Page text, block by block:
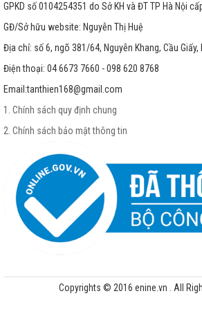
GPKD số 0104254351 do Sở KH và ĐT TP Hà Nội
GĐ/Sở hữu website: Nguyễn Thị Huệ
Địa chỉ: số 6, ngõ 381/64, Nguyễn Khang, Cầu Giấy,
Điện thoại: 04 6673 7660 - 098 620 8768
Email:tanthien168@gmail.com
1. Chính sách quy định chung
2. Chính sách bảo mật thông tin
Copyrights © 2016 enine.vn . All